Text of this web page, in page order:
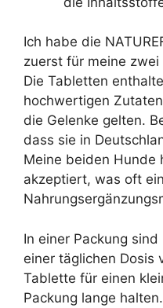
Ich habe die
zuerst für meine
Die Tabletten
hochwertigen
die Gelenke gelten.
dass sie in
Meine beiden Hunde
akzeptiert, was oft
In einer Packung
einer täglichen Dosis
Tablette für einen
Packung lange